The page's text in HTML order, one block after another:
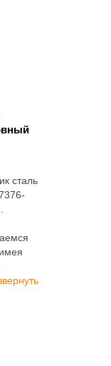
сталь